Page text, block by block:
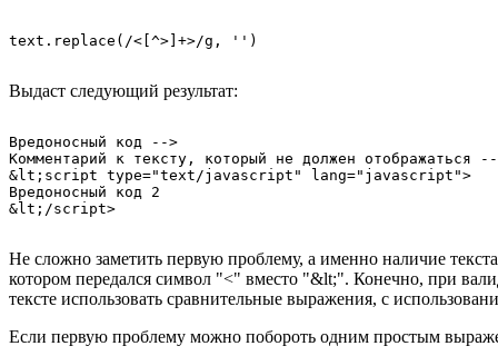
Выдаст следующий результат:
Вредоносный код -->
Комментарий к тексту, который не должен отображаться
&lt;script type="text/javascript" lang="javascript">
Вредоносный код 2
Не сложно заметить первую проблему, а именно наличие
котором передался символ "<" вместо "&lt;". Конечно, при
тексте использовать сравнительные выражения, с
Если первую проблему можно побороть одним простым